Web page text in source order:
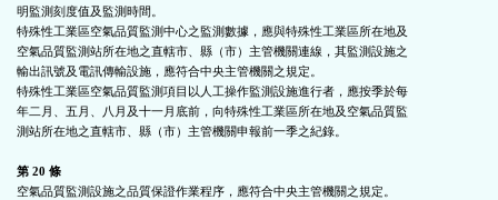
明監測刻度值及監測時間。
特殊性工業區空氣品質監測中心之監測數據，應與特殊性工業區所在地及
空氣品質監測站所在地之直轄市、縣（市）主管機關連線，其監測設施之
輸出訊號及電訊傳輸設施，應符合中央主管機關之規定。
特殊性工業區空氣品質監測項目以人工操作監測設施進行者，應按季於每
年二月、五月、八月及十一月底前，向特殊性工業區所在地及空氣品質監
測站所在地之直轄市、縣（市）主管機關申報前一季之紀錄。
第 20 條
空氣品質監測設施之品質保證作業程序，應符合中央主管機關之規定。